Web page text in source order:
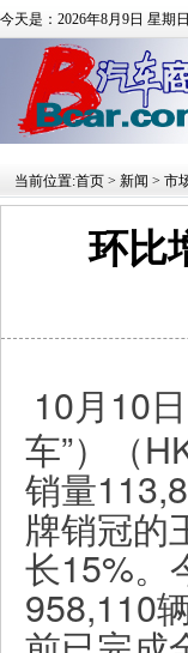
今天是：2026年8月9日 星期日
当前位置:首页 > 新闻 > 市
环比
10月10
车”）（
销量
牌销冠的
长15%。
958,110